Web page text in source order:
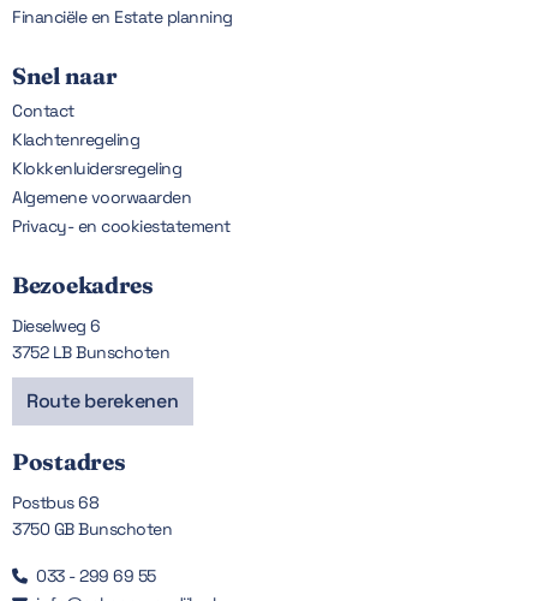
Financiële en Estate planning
Snel naar
Contact
Klachtenregeling
Klokkenluidersregeling
Algemene voorwaarden
Privacy- en cookiestatement
Bezoekadres
Dieselweg 6
3752 LB Bunschoten
Route berekenen
Postadres
Postbus 68
3750 GB Bunschoten
 033 - 299 69 55